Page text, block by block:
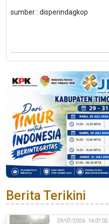
sumber : disperindagkop
Previous
Berita Terikini
29/07/2026 16:07:02